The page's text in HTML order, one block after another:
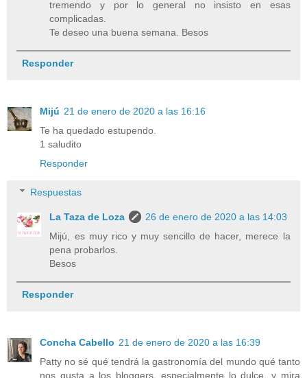
tremendo y por lo general no insisto en esas
complicadas.
Te deseo una buena semana. Besos
Responder
Mijú 21 de enero de 2020 a las 16:16
Te ha quedado estupendo.
1 saludito
Responder
Respuestas
La Taza de Loza
26 de enero de 2020 a las 14:03
Mijú, es muy rico y muy sencillo de hacer, merece la
pena probarlos.
Besos
Responder
Concha Cabello 21 de enero de 2020 a las 16:39
Patty no sé qué tendrá la gastronomía del mundo qué tanto
nos gusta a los bloggers, especialmente lo dulce, y mira